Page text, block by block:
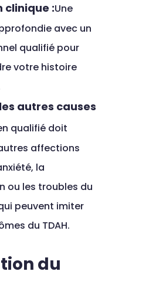
clinique :Une
avec un
qualifié pour
votre histoire
autres causes
qualifié doit
affections
la
ou les troubles du
peuvent imiter
du TDAH.
du